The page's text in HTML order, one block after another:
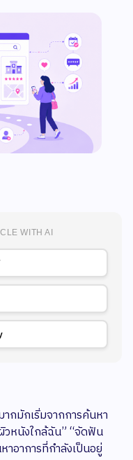
WITH AI
กมักเริ่มจากการค้นหา
วหนังใกล้ฉัน” “จัดฟัน
อาการที่กำลังเป็นอยู่